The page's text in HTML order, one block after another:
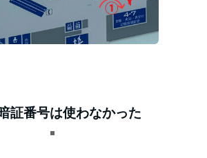
証番号は使わなかった